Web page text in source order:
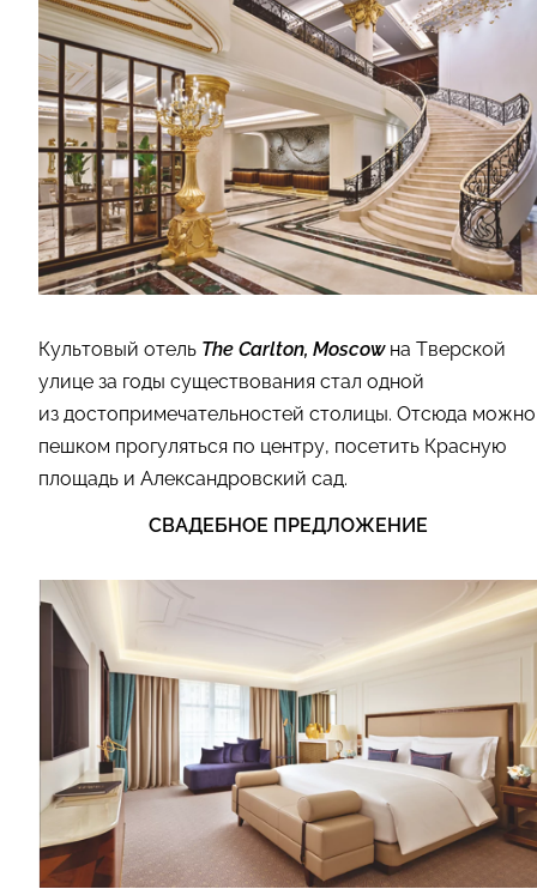
Культовый отель The Carlton, Moscowна Тверской
улице за годы существования стал одной
из достопримечательностей столицы. Отсюда можно
пешком прогуляться по центру, посетить Красную
площадь и Александровский сад.
СВАДЕБНОЕ ПРЕДЛОЖЕНИЕ